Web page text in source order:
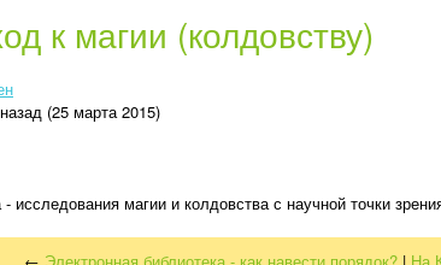
к магии (колдовству)
(25 марта 2015)
исследования магии и колдовства с научной точки